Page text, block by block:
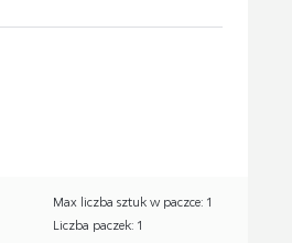
Max liczba sztuk w paczce: 1
Liczba paczek: 1